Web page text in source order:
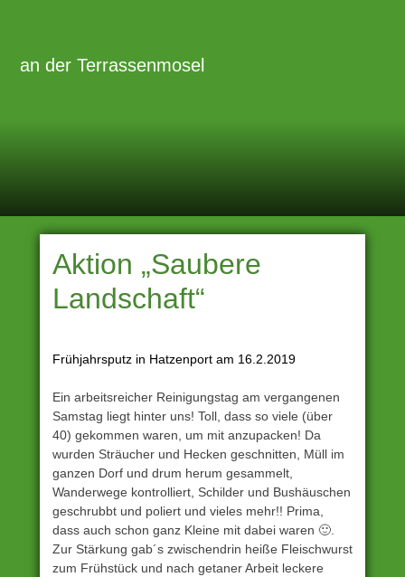
an der Terrassenmosel
Aktion „Saubere
Landschaft“
Frühjahrsputz in Hatzenport am 16.2.2019
Ein arbeitsreicher Reinigungstag am vergangenen
Samstag liegt hinter uns! Toll, dass so viele (über
40) gekommen waren, um mit anzupacken! Da
wurden Sträucher und Hecken geschnitten, Müll im
ganzen Dorf und drum herum gesammelt,
Wanderwege kontrolliert, Schilder und Bushäuschen
geschrubbt und poliert und vieles mehr!! Prima,
dass auch schon ganz Kleine mit dabei waren 🙂.
Zur Stärkung gab´s zwischendrin heiße Fleischwurst
zum Frühstück und nach getaner Arbeit leckere